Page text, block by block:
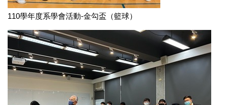
110學年度系學會活動-金勾盃（籃球）